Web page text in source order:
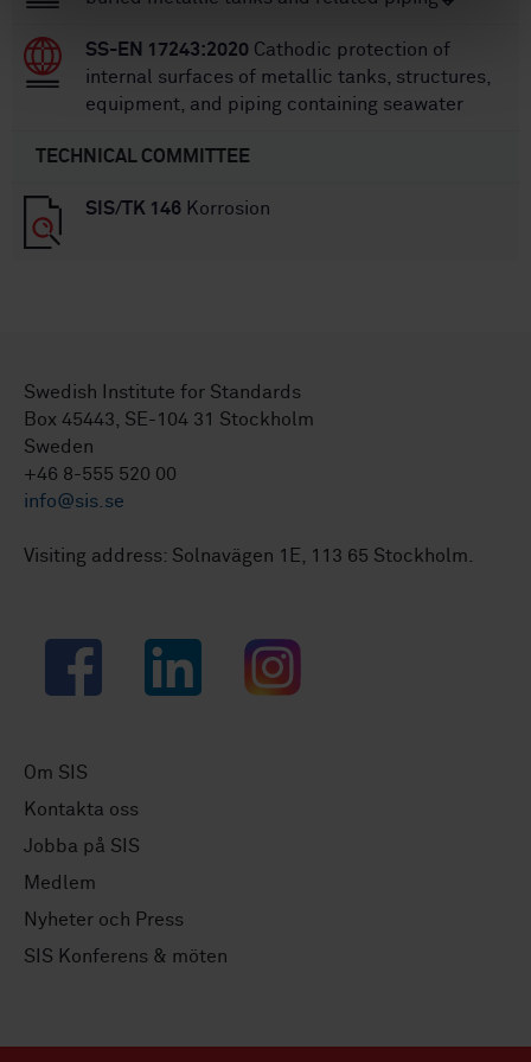
SS-EN 17243:2020 Cathodic protection of
internal surfaces of metallic tanks, structures,
equipment, and piping containing seawater
TECHNICAL COMMITTEE
SIS/TK 146 Korrosion
Swedish Institute for Standards
Box 45443, SE-104 31 Stockholm
Sweden
+46 8-555 520 00
info@sis.se
Visiting address: Solnavägen 1E, 113 65 Stockholm.
Facebook LinkedIn Instagram
Om SIS
Kontakta oss
Jobba på SIS
Medlem
Nyheter och Press
SIS Konferens & möten